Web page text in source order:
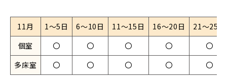
11月 1〜5日 6〜10日 11〜15日 16〜20日
21〜25日
個室
〇 〇 〇 〇
〇
多床室
〇 〇 〇 〇 〇